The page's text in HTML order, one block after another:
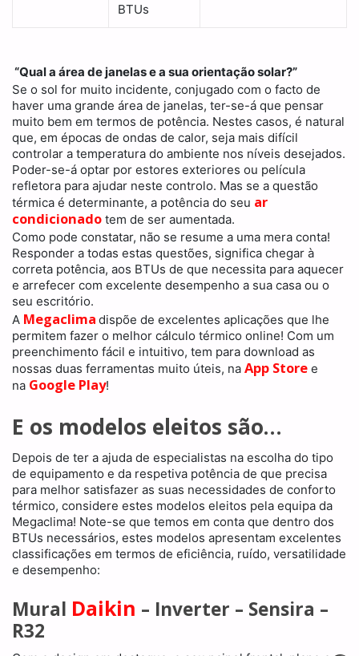
BTUs
“Qual a área de janelas e a sua orientação solar?”
Se o sol for muito incidente, conjugado com o facto de
haver uma grande área de janelas, ter-se-á que pensar
muito bem em termos de potência. Nestes casos, é natural
que, em épocas de ondas de calor, seja mais difícil
controlar a temperatura do ambiente nos níveis desejados.
Poder-se-á optar por estores exteriores ou película
refletora para ajudar neste controlo. Mas se a questão
térmica é determinante, a potência do seu ar
condicionado tem de ser aumentada.
Como pode constatar, não se resume a uma mera conta!
Responder a todas estas questões, significa chegar à
correta potência, aos BTUs de que necessita para aquecer
e arrefecer com excelente desempenho a sua casa ou o
seu escritório.
A Megaclima dispõe de excelentes aplicações que lhe
permitem fazer o melhor cálculo térmico online! Com um
preenchimento fácil e intuitivo, tem para download as
nossas duas ferramentas muito úteis, na App Store e
na Google Play!
E os modelos eleitos são…
Depois de ter a ajuda de especialistas na escolha do tipo
de equipamento e da respetiva potência de que precisa
para melhor satisfazer as suas necessidades de conforto
térmico, considere estes modelos eleitos pela equipa da
Megaclima! Note-se que temos em conta que dentro dos
BTUs necessários, estes modelos apresentam excelentes
classificações em termos de eficiência, ruído, versatilidade
e desempenho:
Mural Daikin – Inverter – Sensira –
R32